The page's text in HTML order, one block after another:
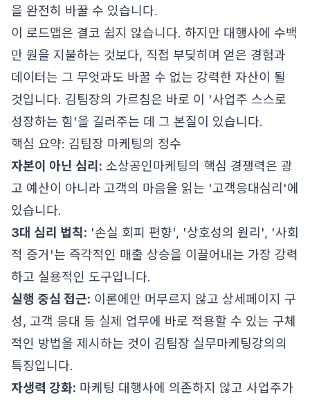
을 완전히 바꿀 수 있습니다.
이 로드맵은 결코 쉽지 않습니다. 하지만 대행사에 수백
만 원을 지불하는 것보다, 직접 부딪히며 얻은 경험과
데이터는 그 무엇과도 바꿀 수 없는 강력한 자산이 될
것입니다. 김팀장의 가르침은 바로 이 '사업주 스스로
성장하는 힘'을 길러주는 데 그 본질이 있습니다.
핵심 요약: 김팀장 마케팅의 정수
자본이 아닌 심리: 소상공인마케팅의 핵심 경쟁력은 광
고 예산이 아니라 고객의 마음을 읽는 '고객응대심리'에
있습니다.
3대 심리 법칙: '손실 회피 편향', '상호성의 원리', '사회
적 증거'는 즉각적인 매출 상승을 이끌어내는 가장 강력
하고 실용적인 도구입니다.
실행 중심 접근: 이론에만 머무르지 않고 상세페이지 구
성, 고객 응대 등 실제 업무에 바로 적용할 수 있는 구체
적인 방법을 제시하는 것이 김팀장 실무마케팅강의의
특징입니다.
자생력 강화: 마케팅 대행사에 의존하지 않고 사업주가